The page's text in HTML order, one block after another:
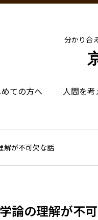
分かり合
ての方へ 人間を考
解が不可欠な話
論の理解が不